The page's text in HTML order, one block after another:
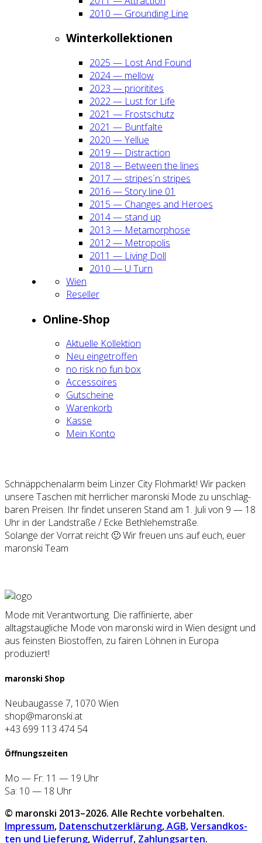
2010 — Groun­ding Line
Win­ter­kol­lek­tio­nen
2025 — Lost And Found
2024 — mel­low
2023 — prio­ri­ti­tes
2022 — Lust for Life
2021 — Frost­schutz
2021 — Bunt­fal­te
2020 — Yel­lue
2019 — Dis­trac­tion
2018 — Bet­ween the lines
2017 — stripes´n stripes
2016 — Sto­ry line 01
2015 — Chan­ges and Heroes
2014 — stand up
2013 — Meta­mor­pho­se
2012 — Metro­po­lis
2011 — Living Doll
2010 — U Turn
Wien
Resel­ler
Online-Shop
Aktu­el­le Kol­lek­ti­on
Neu ein­ge­trof­fen
no risk no fun box
Acces­soires
Gut­schei­ne
Waren­korb
Kas­se
Mein Kon­to
Schnäpp­chen­alarm beim Lin­zer City Floh­markt! Wir packen
unse­re Taschen mit herr­li­cher maron­ski Mode zu unschlag­
ba­ren Prei­sen. Ihr fin­det unse­ren Stand am 1. Juli von 9 — 18
Uhr in der Land­stra­ße / Ecke Beth­le­hem­stra­ße.
Solan­ge der Vor­rat reicht 🙂 Wir freu­en uns auf euch, euer
maron­ski Team
Mode mit Verantwortung. Die raffinierte, aber
alltagstaugliche Mode von maronski wird in Wien designt und
aus feinsten Biostoffen, zu fairen Löhnen in Europa
produziert!
maron­ski Shop
Neubaugasse 7, 1070 Wien
shop@maronski.at
+43 699 113 474 54
Öff­nungs­zei­ten
Mo — Fr: 11 — 19 Uhr
Sa: 10 — 18 Uhr
© maron­ski 2013–2026. Alle Rech­te vor­be­hal­ten.
Impres­sum, Daten­schutz­er­klä­rung,AGB,Ver­sand­kos­
ten und Lie­fe­rung,Wider­ruf, Zah­lungs­ar­ten.